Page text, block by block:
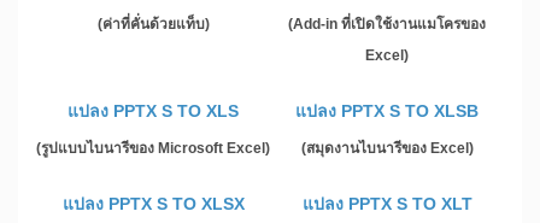
(ค่าที่คั่นด้วยแท็บ)
(Add-in ที่เปิดใช้งานแมโครของ
Excel)
แปลง PPTX S TO XLS
(รูปแบบไบนารีของ Microsoft Excel)
แปลง PPTX S TO XLSB
(สมุดงานไบนารีของ Excel)
แปลง PPTX S TO XLSX แปลง PPTX S TO XLT